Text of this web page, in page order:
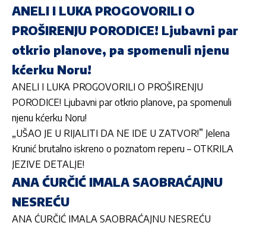
ANELI I LUKA PROGOVORILI O
PROŠIRENJU PORODICE! Ljubavni par
otkrio planove, pa spomenuli njenu
kćerku Noru!
ANELI I LUKA PROGOVORILI O PROŠIRENJU
PORODICE! Ljubavni par otkrio planove, pa spomenuli
njenu kćerku Noru!
„UŠAO JE U RIJALITI DA NE IDE U ZATVOR!” Jelena
Krunić brutalno iskreno o poznatom reperu – OTKRILA
JEZIVE DETALJE!
ANA ĆURČIĆ IMALA SAOBRAĆAJNU
NESREĆU
ANA ĆURČIĆ IMALA SAOBRAĆAJNU NESREĆU